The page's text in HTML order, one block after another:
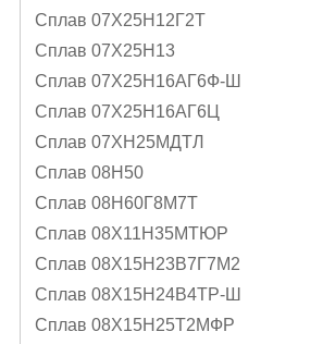
Сплав 07Х25Н12Г2Т
Сплав 07Х25Н13
Сплав 07Х25Н16АГ6Ф-Ш
Сплав 07Х25Н16АГ6Ц
Сплав 07ХН25МДТЛ
Сплав 08Н50
Сплав 08Н60Г8М7Т
Сплав 08Х11Н35МТЮР
Сплав 08Х15Н23В7Г7М2
Сплав 08Х15Н24В4ТР-Ш
Сплав 08Х15Н25Т2МФР